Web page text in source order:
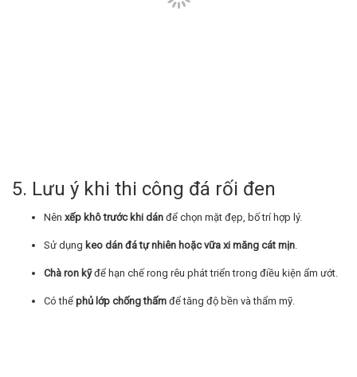
5. Lưu ý khi thi công đá rối đen
Nên xếp khô trước khi dán để chọn mặt đẹp, bố trí hợp lý.
Sử dụng keo dán đá tự nhiên hoặc vữa xi măng cát mịn.
Chà ron kỹđể hạn chế rong rêu phát triển trong điều kiện ẩm ướt.
Có thể phủ lớp chống thấm để tăng độ bền và thẩm mỹ.